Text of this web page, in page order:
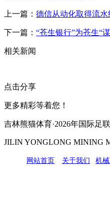
上一篇： 德信从动化取得流
下一篇： “苍生银行”为苍生“
相关新闻
点击分享
更多精彩等着您！
吉林熊猫体育·2026年国际足
JILIN YONGLONG MINING
网站首页 关于我们 机